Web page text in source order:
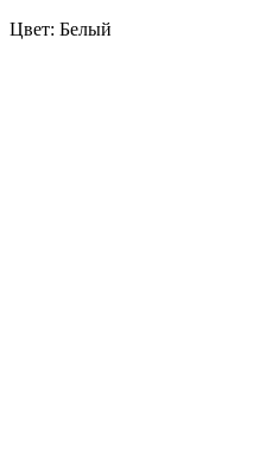
Цвет: Белый